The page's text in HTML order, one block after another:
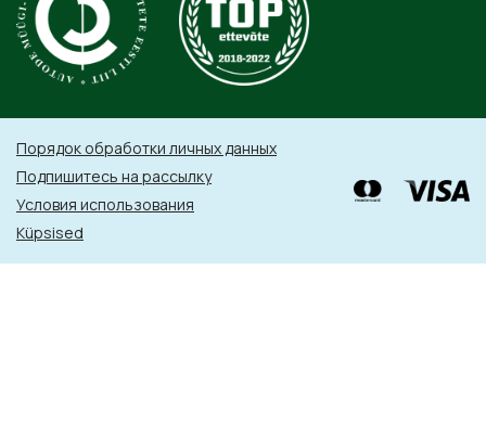
Порядок обработки личных данных
Подпишитесь на рассылку
Условия использования
Küpsised